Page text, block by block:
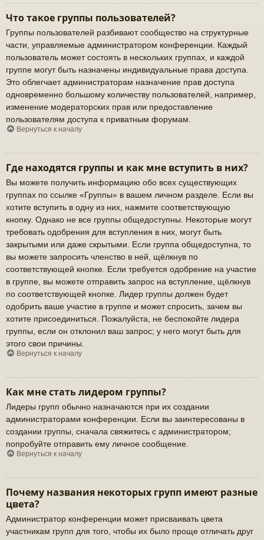
Что такое группы пользователей?
Группы пользователей разбивают сообщество на структурные
части, управляемые администратором конференции. Каждый
пользователь может состоять в нескольких группах, и каждой
группе могут быть назначены индивидуальные права доступа.
Это облегчает администраторам назначение прав доступа
одновременно большому количеству пользователей, например,
изменение модераторских прав или предоставление
пользователям доступа к приватным форумам.
Вернуться к началу
Где находятся группы и как мне вступить в них?
Вы можете получить информацию обо всех существующих
группах по ссылке «Группы» в вашем личном разделе. Если вы
хотите вступить в одну из них, нажмите соответствующую
кнопку. Однако не все группы общедоступны. Некоторые могут
требовать одобрения для вступления в них, могут быть
закрытыми или даже скрытыми. Если группа общедоступна, то
вы можете запросить членство в ней, щёлкнув по
соответствующей кнопке. Если требуется одобрение на участие
в группе, вы можете отправить запрос на вступление, щёлкнув
по соответствующей кнопке. Лидер группы должен будет
одобрить ваше участие в группе и может спросить, зачем вы
хотите присоединиться. Пожалуйста, не беспокойте лидера
группы, если он отклонил ваш запрос; у него могут быть для
этого свои причины.
Вернуться к началу
Как мне стать лидером группы?
Лидеры групп обычно назначаются при их создании
администраторами конференции. Если вы заинтересованы в
создании группы, сначала свяжитесь с администратором;
попробуйте отправить ему личное сообщение.
Вернуться к началу
Почему названия некоторых групп имеют разные
цвета?
Администратор конференции может присваивать цвета
участникам групп для того, чтобы их было проще отличать друг